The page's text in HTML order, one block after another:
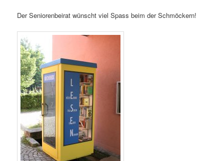
Der Seniorenbeirat wünscht viel Spass beim der Schmöckern!